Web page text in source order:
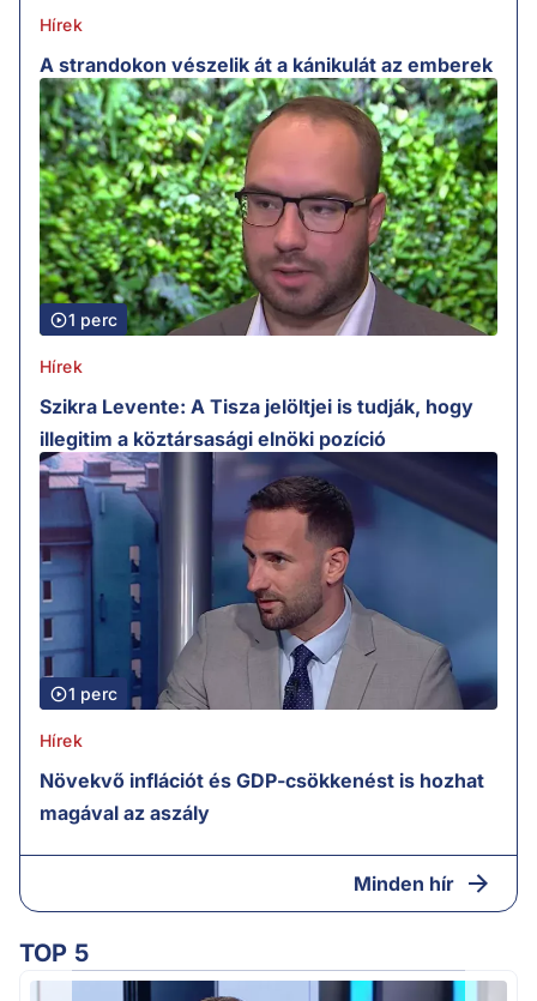
Hírek
A strandokon vészelik át a kánikulát az emberek
1 perc
Hírek
Szikra Levente: A Tisza jelöltjei is tudják, hogy
illegitim a köztársasági elnöki pozíció
1 perc
Hírek
Növekvő inflációt és GDP-csökkenést is hozhat
magával az aszály
Minden hír
TOP 5